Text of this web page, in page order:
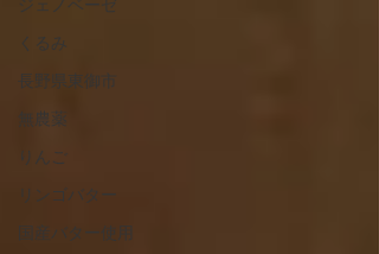
くるみ
長野県東御市
無農薬
りんご
リンゴバター
国産バター使用